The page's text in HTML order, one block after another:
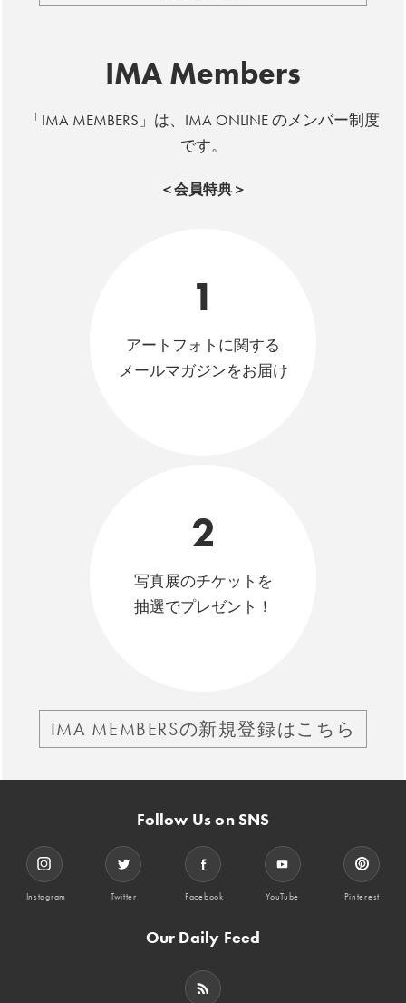
IMA Members
「IMA MEMBERS」は、IMA ONLINE のメンバー制度
です。
＜会員特典＞
1
アートフォトに関する
メールマガジンをお届け
2
写真展のチケットを
抽選でプレゼント！
IMA MEMBERSの新規登録はこちら
Follow Us on SNS
Instagram Twitter Facebook YouTube Pinterest
Our Daily Feed